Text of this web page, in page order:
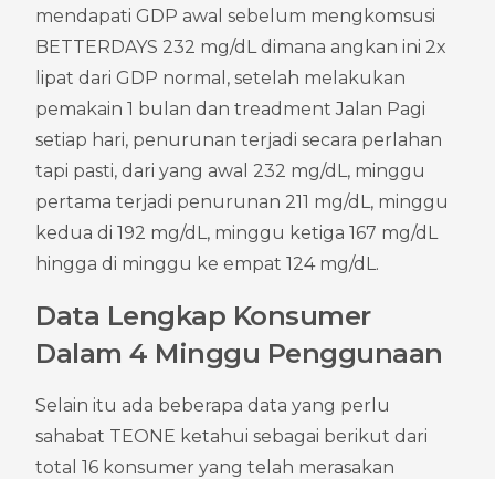
mendapati GDP awal sebelum mengkomsusi
BETTERDAYS 232 mg/dL dimana angkan ini 2x
lipat dari GDP normal, setelah melakukan
pemakain 1 bulan dan treadment Jalan Pagi
setiap hari, penurunan terjadi secara perlahan
tapi pasti, dari yang awal 232 mg/dL, minggu
pertama terjadi penurunan 211 mg/dL, minggu
kedua di 192 mg/dL, minggu ketiga 167 mg/dL
hingga di minggu ke empat 124 mg/dL.
Data Lengkap Konsumer
Dalam 4 Minggu Penggunaan
Selain itu ada beberapa data yang perlu
sahabat TEONE ketahui sebagai berikut dari
total 16 konsumer yang telah merasakan